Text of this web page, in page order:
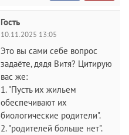
Гость
10.11.2025 13:05
Это вы сами себе вопрос
задаёте, дядя Витя? Цитирую
вас же:
1. "Пусть их жильем
обеспечивают их
биологические родители".
2. "родителей больше нет".